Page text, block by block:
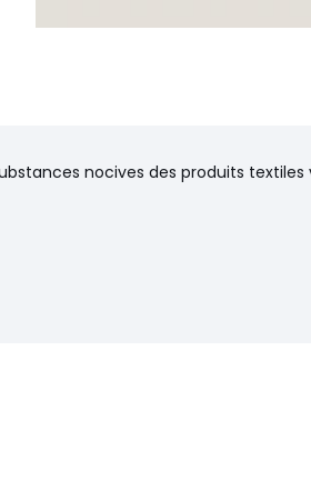
nocives des produits